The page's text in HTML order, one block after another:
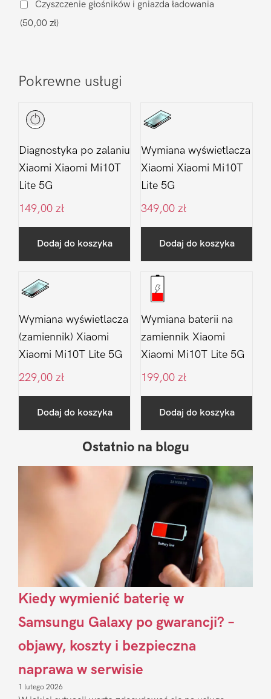
5G
Czyszczenie głośników i gniazda ładowania
(50,00 zł)
Pokrewne usługi
Diagnostyka po zalaniu
Xiaomi Xiaomi Mi10T
Lite 5G
149,00 zł
Dodaj do koszyka
Wymiana wyświetlacza
Xiaomi Xiaomi Mi10T
Lite 5G
349,00 zł
Dodaj do koszyka
Wymiana wyświetlacza
(zamiennik) Xiaomi
Xiaomi Mi10T Lite 5G
229,00 zł
Dodaj do koszyka
Wymiana baterii na
zamiennik Xiaomi
Xiaomi Mi10T Lite 5G
199,00 zł
Dodaj do koszyka
Sidebar
Ostatnio na blogu
Kiedy wymienić baterię w
Samsungu Galaxy po gwarancji? –
objawy, koszty i bezpieczna
naprawa w serwisie
1 lutego 2026